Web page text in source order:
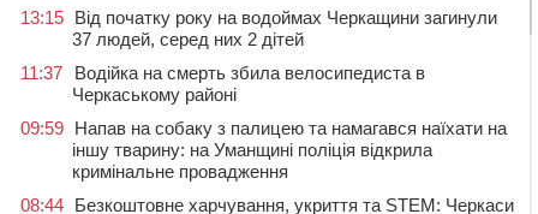
13:15 Від початку року на водоймах Черкащини загинули
37 людей, серед них 2 дітей
11:37
Водійка на смерть збила велосипедиста в
Черкаському районі
09:59 Напав на собаку з палицею та намагався наїхати на
іншу тварину: на Уманщині поліція відкрила
кримінальне провадження
08:44 Безкоштовне харчування, укриття та STEM: Черкаси